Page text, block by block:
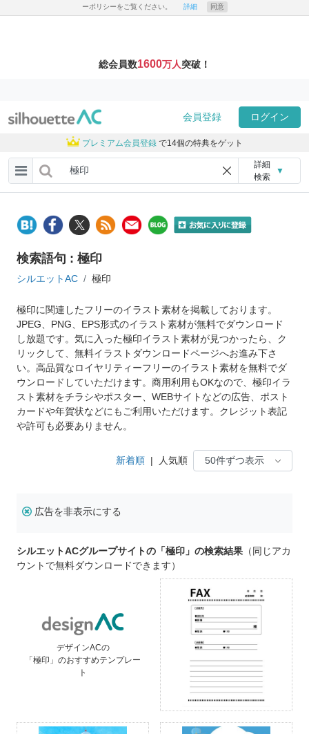
ーポリシーをご覧ください。 詳細 同意
総会員数1600万人突破！
会員登録 ログイン
プレミアム会員登録 で14個の特典をゲット
詳細
検索
▼
検索語句 : 極印
シルエットAC 極印
極印に関連したフリーのイラスト素材を掲載しております。
JPEG、PNG、EPS形式のイラスト素材が無料でダウンロード
し放題です。気に入った極印イラスト素材が見つかったら、ク
リックして、無料イラストダウンロードページへお進み下さ
い。高品質なロイヤリティーフリーのイラスト素材を無料でダ
ウンロードしていただけます。商用利用もOKなので、極印イラ
スト素材をチラシやポスター、WEBサイトなどの広告、ポスト
カードや年賀状などにもご利用いただけます。クレジット表記
や許可も必要ありません。
新着順 | 人気順
広告を非表示にする
シルエットACグループサイトの「極印」の検索結果 （同じアカ
ウントで無料ダウンロードできます）
デザインACの
「極印」のおすすめテンプレー
ト